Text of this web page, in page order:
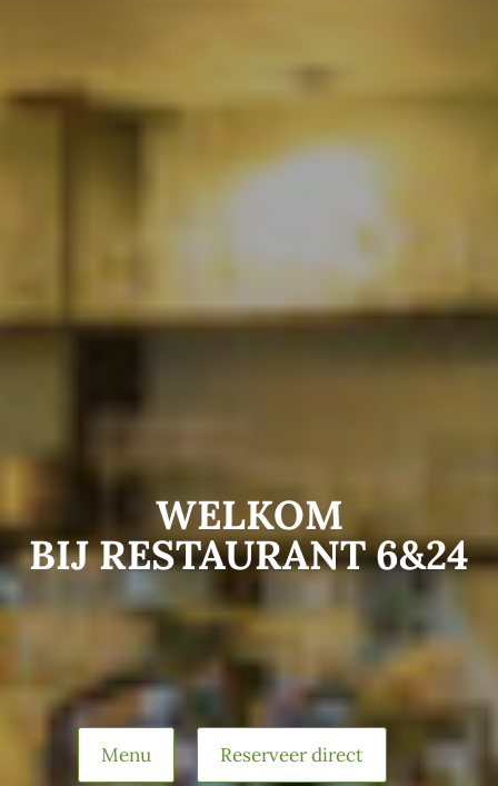
WELKOM
BIJ RESTAURANT 6&24
Menu Reserveer direct